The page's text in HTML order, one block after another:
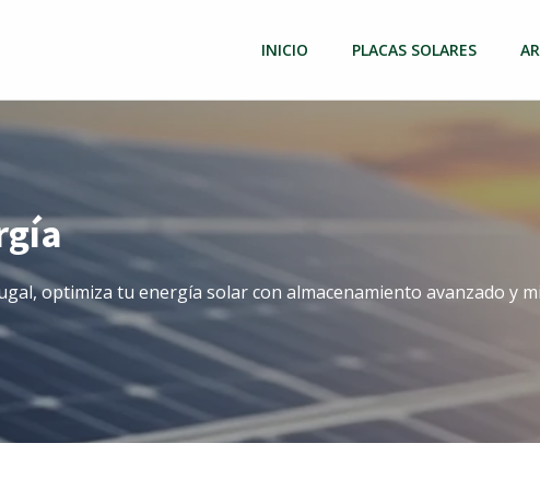
INICIO PLACAS SOLARES
optimiza tu energía solar con almacenamiento avanzado y